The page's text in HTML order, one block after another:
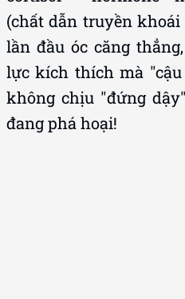
lần đầu óc căng
lực kích thích mà
không chịu "đứng
đang phá hoại!